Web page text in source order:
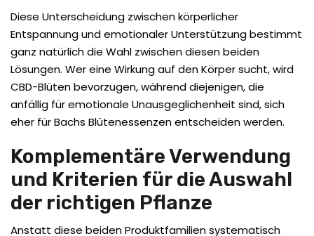
Diese Unterscheidung zwischen körperlicher
Entspannung und emotionaler Unterstützung bestimmt
ganz natürlich die Wahl zwischen diesen beiden
Lösungen. Wer eine Wirkung auf den Körper sucht, wird
CBD-Blüten bevorzugen, während diejenigen, die
anfällig für emotionale Unausgeglichenheit sind, sich
eher für Bachs Blütenessenzen entscheiden werden.
Komplementäre Verwendung
und Kriterien für die Auswahl
der richtigen Pflanze
Anstatt diese beiden Produktfamilien systematisch